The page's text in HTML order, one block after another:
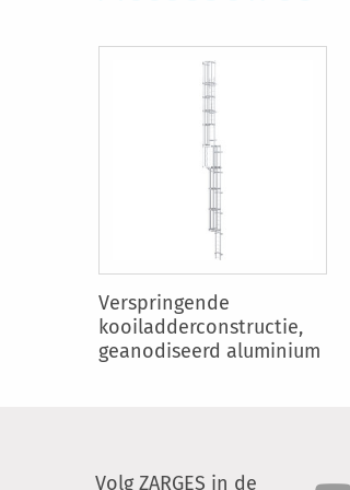
Verspringende
kooiladderconstructie,
geanodiseerd aluminium
Volg ZARGES in de